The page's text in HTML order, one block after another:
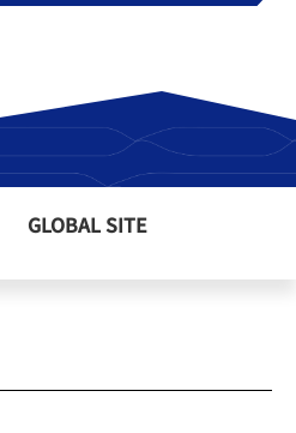
GLOBAL SITE